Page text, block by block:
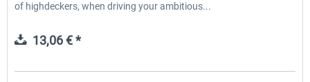
of highdeckers, when driving your ambitious...
13,06 € *